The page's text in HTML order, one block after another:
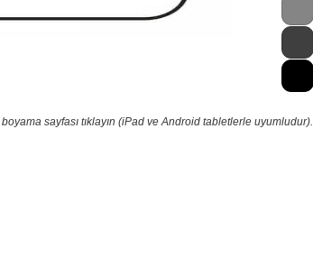
boyama sayfası tıklayın (iPad ve Android tabletlerle uyumludur).